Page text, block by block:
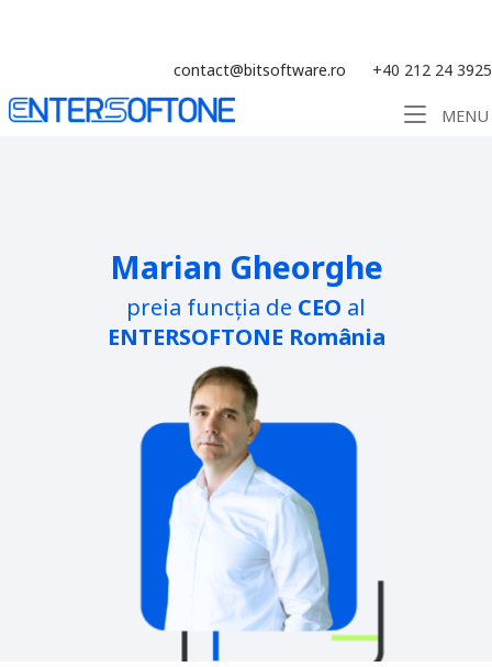
contact@bitsoftware.ro +40 212 24 3925
Home MENU
Marian Gheorghe
preia funcția de CEO al
ENTERSOFTONE România